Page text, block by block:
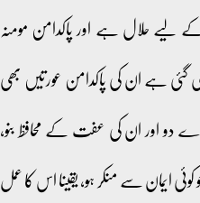
لیے حلال ہے اور پاکدامن مومنہ
ہے ان کی پاکدامن عورتیں بھی
دو اور ان کی عفت کے محافظ بنو،
ایمان سے منکر ہو، یقینا اس کا عمل